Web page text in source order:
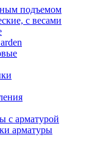
подъемом
с весами
с арматурой
арматуры